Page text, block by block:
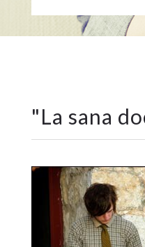
"La sana